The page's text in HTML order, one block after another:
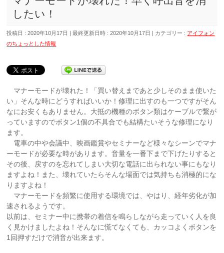
したい！
投稿日 : 2020年10月17日 最終更新日時 : 2020年10月17日 カテゴリー : アイフォン
のちょっとした情報
マナーモードが壊れた！「買い替えまであと少しそのまま使いた
い」そんな時にどうすればいいか！修理に出すのも一つですがそん
なにお安くもありません。大抵の機種のボタン類はケーブルで繋が
っていますのでボタン1個の不具合でも結構たいそうな修理になり
ます。
電車の中や会議中、映画鑑賞やセミナーなど様々なシーンでマナ
ーモードが必要な時があります。音量を一番下まで下げたりすると
その後、戻すのを忘れてしまい大切な電話に出られない事にもなり
ますよね！また、壊れていたらそんな場面では気持ちも消極的にな
りますよね！
マナーモードを頻繁に使用する環境では、やはり、経年劣化が加
速されるようです。
以前は、セミナー中に携帯の着信を鳴らしながら走っていく人を良
く見かけましたよね！そんなに慌てなくても、カッコよくボタンを
1回押すだけで消音が出来ます。